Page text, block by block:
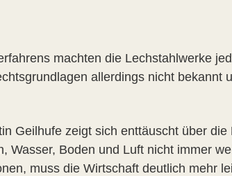
machten die Lechstahlwerke
allerdings nicht bekannt
Geilhufe zeigt sich enttäuscht über
Wasser, Boden und Luft nicht immer
muss die Wirtschaft deutlich mehr